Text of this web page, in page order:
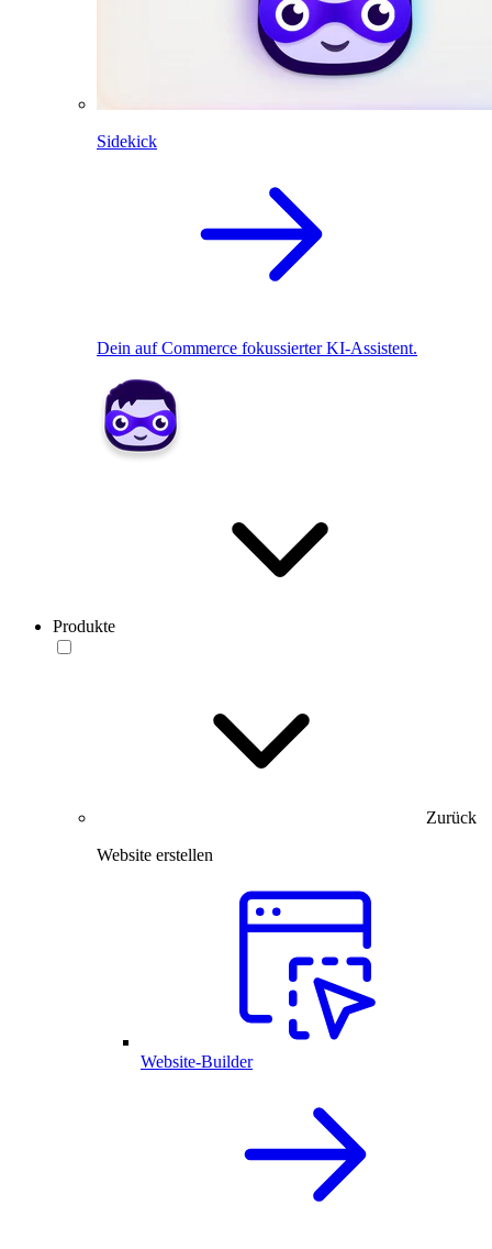
Sidekick
Dein auf Commerce fokussierter KI-Assistent.
Produkte
Zurück
Website erstellen
Website-Builder